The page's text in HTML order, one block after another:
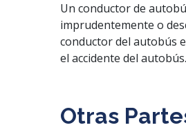
Un conductor de
imprudentemente o
conductor del autobús
el accidente del autobús.
Otras